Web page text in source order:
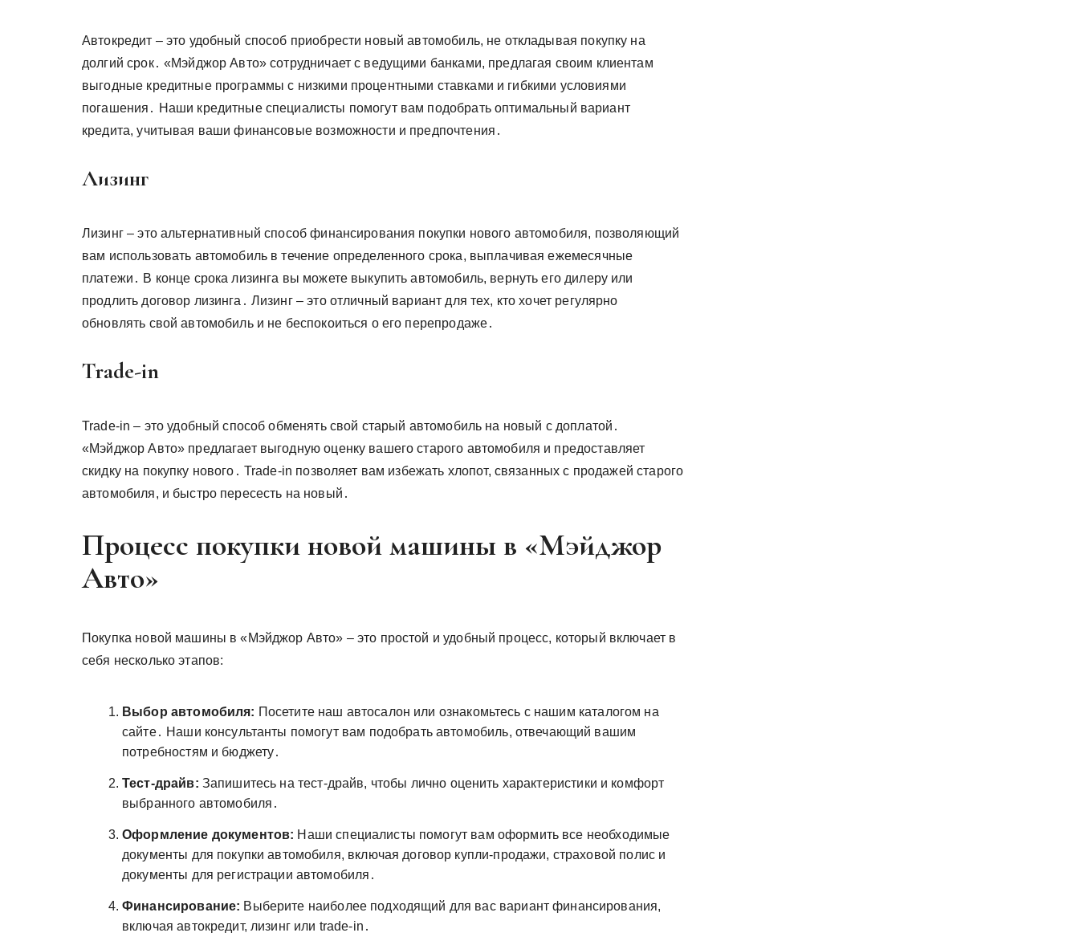
Автокредит – это удобный способ приобрести новый автомобиль, не откладывая покупку на
долгий срок․ «Мэйджор Авто» сотрудничает с ведущими банками, предлагая своим клиентам
выгодные кредитные программы с низкими процентными ставками и гибкими условиями
погашения․ Наши кредитные специалисты помогут вам подобрать оптимальный вариант
кредита, учитывая ваши финансовые возможности и предпочтения․
Лизинг
Лизинг – это альтернативный способ финансирования покупки нового автомобиля, позволяющий
вам использовать автомобиль в течение определенного срока, выплачивая ежемесячные
платежи․ В конце срока лизинга вы можете выкупить автомобиль, вернуть его дилеру или
продлить договор лизинга․ Лизинг – это отличный вариант для тех, кто хочет регулярно
обновлять свой автомобиль и не беспокоиться о его перепродаже․
Trade-in
Trade-in – это удобный способ обменять свой старый автомобиль на новый с доплатой․
«Мэйджор Авто» предлагает выгодную оценку вашего старого автомобиля и предоставляет
скидку на покупку нового․ Trade-in позволяет вам избежать хлопот, связанных с продажей старого
автомобиля, и быстро пересесть на новый․
Процесс покупки новой машины в «Мэйджор
Авто»
Покупка новой машины в «Мэйджор Авто» – это простой и удобный процесс, который включает в
себя несколько этапов:
Выбор автомобиля: Посетите наш автосалон или ознакомьтесь с нашим каталогом на
сайте․ Наши консультанты помогут вам подобрать автомобиль, отвечающий вашим
потребностям и бюджету․
Тест-драйв: Запишитесь на тест-драйв, чтобы лично оценить характеристики и комфорт
выбранного автомобиля․
Оформление документов: Наши специалисты помогут вам оформить все необходимые
документы для покупки автомобиля, включая договор купли-продажи, страховой полис и
документы для регистрации автомобиля․
Финансирование: Выберите наиболее подходящий для вас вариант финансирования,
включая автокредит, лизинг или trade-in․